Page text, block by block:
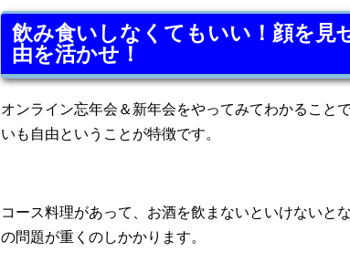
飲み食いしなくてもいい！顔を見
由を活かせ！
オンライン忘年会＆新年会をやってみてわかること
いも自由ということが特徴です。
コース料理があって、お酒を飲まないといけないと
の問題が重くのしかかります。